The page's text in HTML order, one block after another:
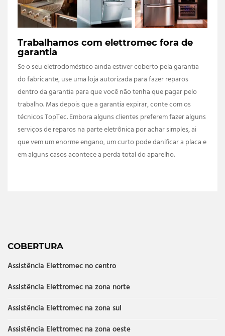
Trabalhamos com elettromec fora de
garantia
Se o seu eletrodoméstico ainda estiver coberto pela garantia
do fabricante, use uma loja autorizada para fazer reparos
dentro da garantia para que você não tenha que pagar pelo
trabalho. Mas depois que a garantia expirar, conte com os
técnicos TopTec. Embora alguns clientes preferem fazer alguns
serviços de reparos na parte eletrônica por achar simples, ai
que vem um enorme engano, um curto pode danificar a placa e
em alguns casos acontece a perda total do aparelho.
COBERTURA
Assistência Elettromec no centro
Assistência Elettromec na zona norte
Assistência Elettromec na zona sul
Assistência Elettromec na zona oeste